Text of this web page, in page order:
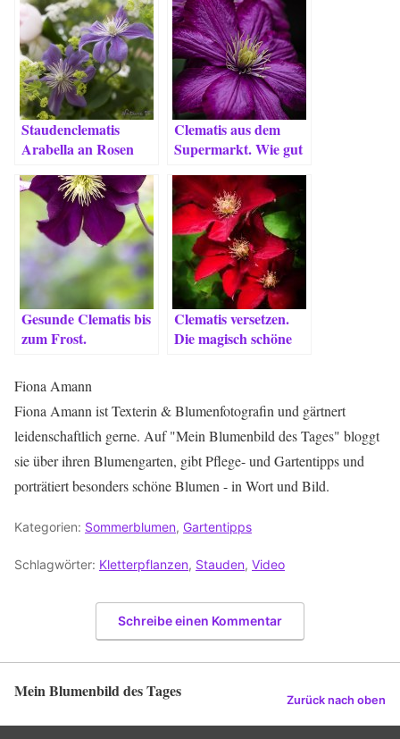
Staudenclematis
Arabella an Rosen
Clematis aus dem
Supermarkt. Wie gut
Gesunde Clematis bis
zum Frost.
Clematis versetzen.
Die magisch schöne
Fiona Amann
Fiona Amann ist Texterin & Blumenfotografin und gärtnert
leidenschaftlich gerne. Auf "Mein Blumenbild des Tages" bloggt
sie über ihren Blumengarten, gibt Pflege- und Gartentipps und
porträtiert besonders schöne Blumen - in Wort und Bild.
Kategorien: Sommerblumen, Gartentipps
Schlagwörter: Kletterpflanzen, Stauden, Video
Schreibe einen Kommentar
Mein Blumenbild des Tages Zurück nach oben